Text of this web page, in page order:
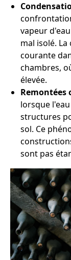
vapeur
mal isolé.
courante
chambres,
élevée.
Remontées
lorsque
structures
sol. Ce
sont pas